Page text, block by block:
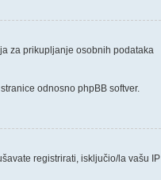
za prikupljanje osobnih podataka
odnosno phpBB softver.
registrirati, isključio/la vašu IP